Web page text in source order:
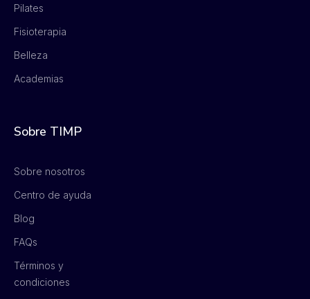
Pilates
Fisioterapia
Belleza
Academias
Sobre TIMP
Sobre nosotros
Centro de ayuda
Blog
FAQs
Términos y
condiciones